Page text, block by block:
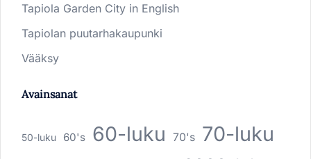
Tapiola Garden City in English
Tapiolan puutarhakaupunki
Vääksy
Avainsanat
50-luku 60's 60-luku 70's 70-luku